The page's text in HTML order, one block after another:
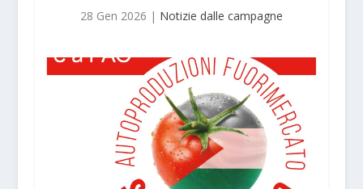
28 Gen 2026 | Notizie dalle campagne